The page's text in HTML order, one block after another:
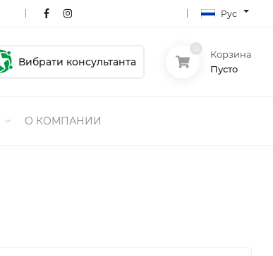
Рус
Вибрати консультанта
Корзина
Пусто
О КОМПАНИИ